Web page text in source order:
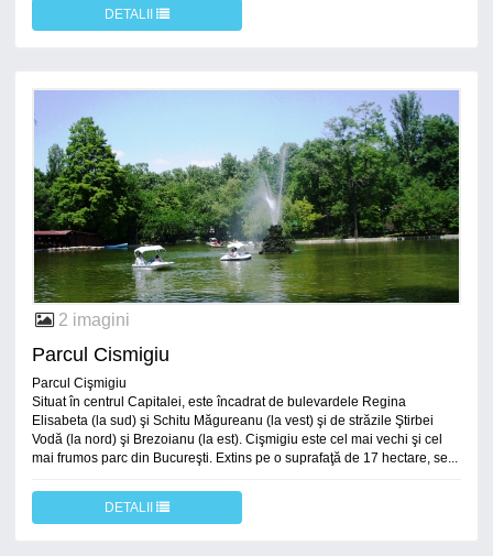
DETALII
2 imagini
Parcul Cismigiu
Parcul Cişmigiu
Situat în centrul Capitalei, este încadrat de bulevardele Regina
Elisabeta (la sud) şi Schitu Măgureanu (la vest) şi de străzile Ştirbei
Vodă (la nord) şi Brezoianu (la est). Cişmigiu este cel mai vechi şi cel
mai frumos parc din Bucureşti. Extins pe o suprafaţă de 17 hectare, se...
DETALII